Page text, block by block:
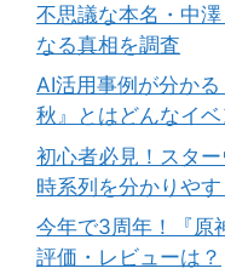
不思議な本名・中
なる真相を調査
AI活用事例が分か
秋』とはどんなイベ
初心者必見！スタ
時系列を分かりや
今年で3周年！『原
評価・レビューは？